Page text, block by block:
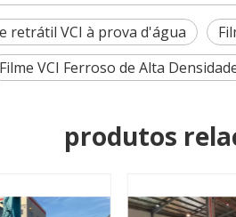
retrátil VCI à prova d'água
Filme VCI Ferroso de Alta
produtos